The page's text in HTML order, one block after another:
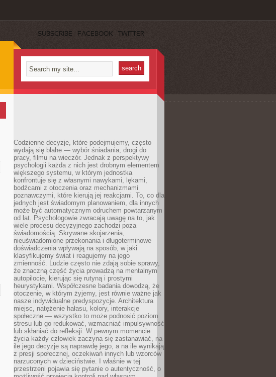
SUBSCRIBE FACEBOOK TWITTER
Codzienne decyzje, które podejmujemy, często
wydają się błahe — wybór śniadania, drogi do
pracy, filmu na wieczór. Jednak z perspektywy
psychologii każda z nich jest drobnym elementem
większego systemu, w którym jednostka
konfrontuje się z własnymi nawykami, lękami,
bodźcami z otoczenia oraz mechanizmami
poznawczymi, które kierują jej reakcjami. To, co dla
jednych jest świadomym planowaniem, dla innych
może być automatycznym odruchem powtarzanym
od lat. Psychologowie zwracają uwagę na to, jak
wiele procesu decyzyjnego zachodzi poza
świadomością. Skrywane skojarzenia,
nieuświadomione przekonania i długoterminowe
doświadczenia wpływają na sposób, w jaki
klasyfikujemy świat i reagujemy na jego
zmienność. Ludzie często nie zdają sobie sprawy,
że znaczną część życia prowadzą na mentalnym
autopilocie, kierując się rutyną i prostymi
heurystykami. Współczesne badania dowodzą, że
otoczenie, w którym żyjemy, jest równie ważne jak
nasze indywidualne predyspozycje. Architektura
miejsc, natężenie hałasu, kolory, interakcje
społeczne — wszystko to może podnosić poziom
stresu lub go redukować, wzmacniać impulsywność
lub skłaniać do refleksji. W pewnym momencie
życia każdy człowiek zaczyna się zastanawiać, na
ile jego decyzje są naprawdę jego, a na ile wynikają
z presji społecznej, oczekiwań innych lub wzorców
narzuconych w dzieciństwie. I właśnie w tej
przestrzeni pojawia się pytanie o autentyczność, o